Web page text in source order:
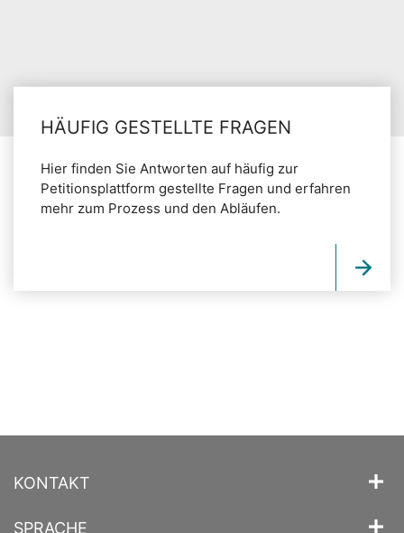
HÄUFIG GESTELLTE FRAGEN
Hier finden Sie Antworten auf häufig zur
Petitionsplattform gestellte Fragen und erfahren
mehr zum Prozess und den Abläufen.
KONTAKT
SPRACHE